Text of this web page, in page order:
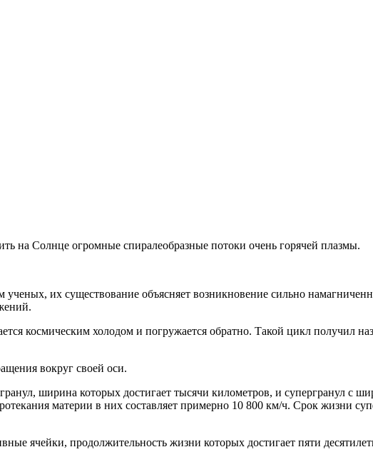
на Солнце огромные спиралеобразные потоки очень горячей плазмы.
их существование объясняет возникновение сильно
космическим холодом и погружается обратно. Такой цикл получил
вокруг своей оси.
ширина которых достигает тысячи километров, и супергранул с
материи в них составляет примерно 10 800 км/ч. Срок жизни
ячейки, продолжительность жизни которых достигает пяти